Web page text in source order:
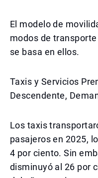
El modelo de
modos de
se basa en ellos.
Taxis y Servicios
Descendente,
Los taxis
pasajeros en 2025,
4 por ciento. Sin
disminuyó al 26 por